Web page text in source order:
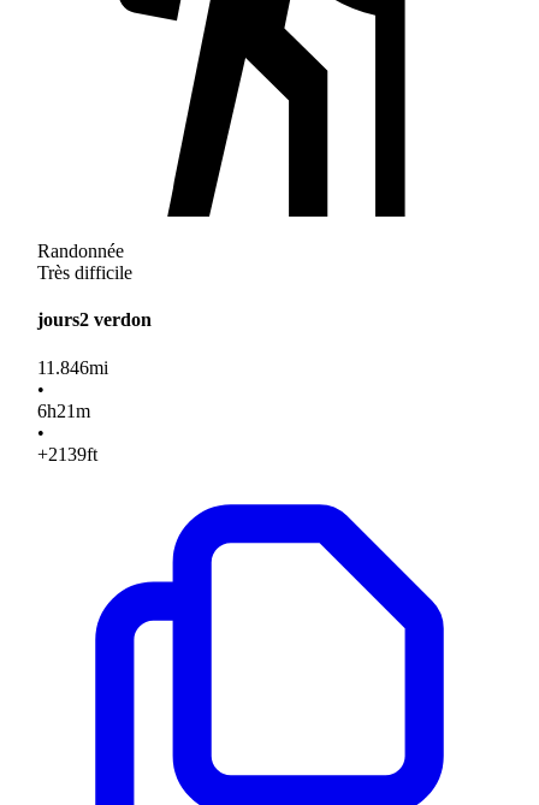
Randonnée
Très difficile
jours2 verdon
11.846mi
•
6h21m
•
+2139ft